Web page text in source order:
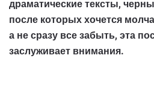
драматические тексты,
после которых хочется
а не сразу все забыть, эта
заслуживает внимания.